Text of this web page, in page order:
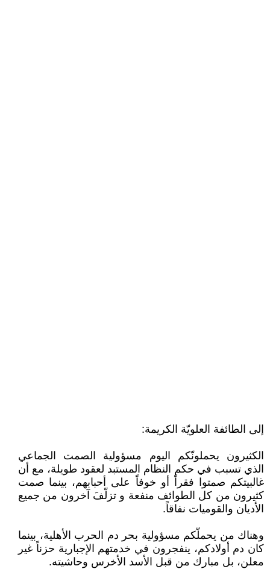
إلى الطائفة العلويّة الكريمة:
الكثيرون يحملونّكم اليوم مسؤولية الصمت الجماعي
الذي تسبب في حكم النظام المستبد لعقود طويلة، مع أن
غالبيتكم صمتوا فقراً أو خوفاً على أحبابهم، بينما صمت
كثيرون من كل الطوائف منفعة و تزلّفَ آخرون من جميع
الأديان والقوميات نفاقاً.
وهناك من يحملّكم مسؤولية بحر دم الحرب الأهلية، بينما
كان دم أولادكم، ينفجرون في خدمتهم الإجبارية حزناً غير
معلن، بل مبارك من قبل الأسد الأخرس وحاشيته.